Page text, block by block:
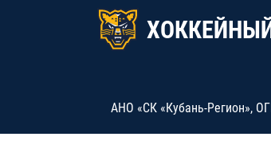
АНО «СК «Кубань-Регион»,